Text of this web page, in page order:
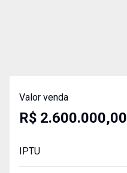
Valor venda
R$ 2.600.000,00
IPTU